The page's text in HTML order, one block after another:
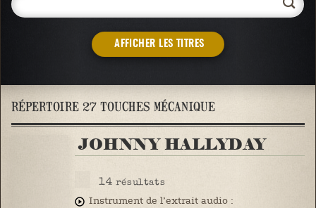
AFFICHER LES TITRES
RÉPERTOIRE 27 TOUCHES MÉCANIQUE
JOHNNY HALLYDAY
14 résultats
Instrument de l’extrait audio :